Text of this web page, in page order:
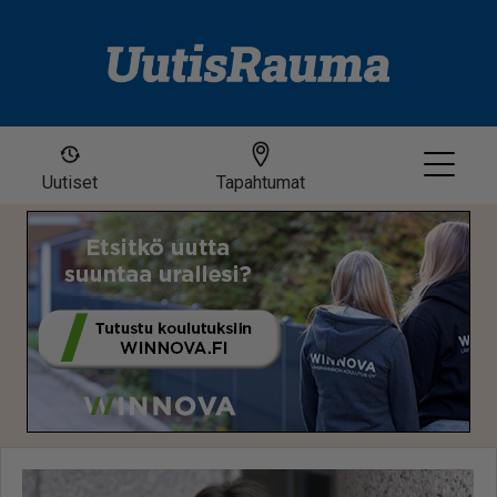
Uutiset Tapahtumat